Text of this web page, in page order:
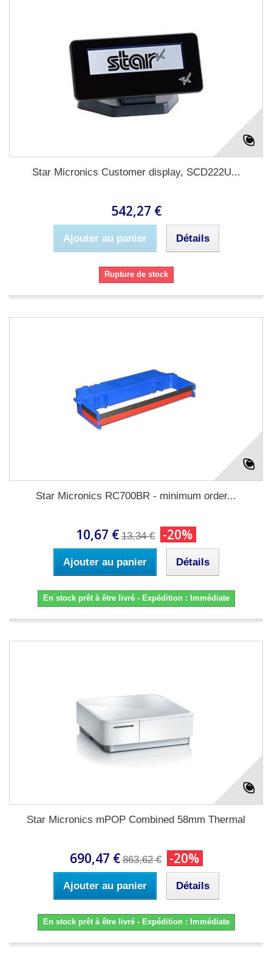
Star Micronics Customer display, SCD222U...
542,27 €
Ajouter au panier Détails
Rupture de stock
Star Micronics RC700BR - minimum order...
10,67 € 13,34 € -20%
Ajouter au panier Détails
En stock prêt à être livré - Expédition : Immédiate
Star Micronics mPOP Combined 58mm Thermal
690,47 € 863,62 € -20%
Ajouter au panier Détails
En stock prêt à être livré - Expédition : Immédiate